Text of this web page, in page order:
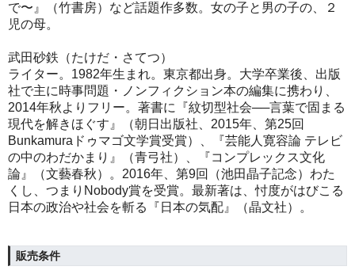
で〜』（竹書房）など話題作多数。女の子と男の子の、２
児の母。
武田砂鉄（たけだ・さてつ）
ライター。1982年生まれ。東京都出身。大学卒業後、出版
社で主に時事問題・ノンフィクション本の編集に携わり、
2014年秋よりフリー。著書に『紋切型社会──言葉で固まる
現代を解きほぐす』（朝日出版社、2015年、第25回
Bunkamuraドゥマゴ文学賞受賞）、『芸能人寛容論 テレビ
の中のわだかまり』（青弓社）、『コンプレックス文化
論』（文藝春秋）。2016年、第9回（池田晶子記念）わた
くし、つまりNobody賞を受賞。最新著は、忖度がはびこる
日本の政治や社会を斬る『日本の気配』（晶文社）。
販売条件